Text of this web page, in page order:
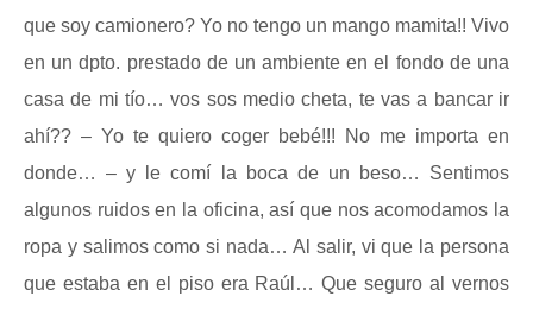
que soy camionero? Yo no tengo un mango mamita!! Vivo
en un dpto. prestado de un ambiente en el fondo de una
casa de mi tío… vos sos medio cheta, te vas a bancar ir
ahí?? – Yo te quiero coger bebé!!! No me importa en
donde… – y le comí la boca de un beso… Sentimos
algunos ruidos en la oficina, así que nos acomodamos la
ropa y salimos como si nada… Al salir, vi que la persona
que estaba en el piso era Raúl… Que seguro al vernos